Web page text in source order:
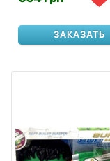
ЗАКАЗАТЬ